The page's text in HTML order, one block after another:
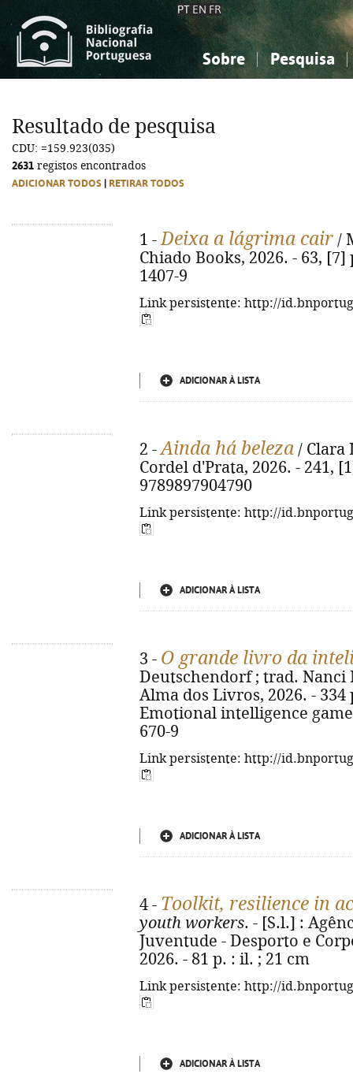
PT EN FR
Sobre Pesquisa
Ciências sociais...
Ciências sociais...
Resultado de pesquisa
CDU: =159.923(035)
2631 registos encontrados
ADICIONAR TODOS RETIRAR TODOS
1 -Deixa a lágrima cair /
Chiado Books, 2026. - 63, [7]
1407-9
Link persistente: http://
ADICIONAR À LISTA
2 -Ainda há beleza / Clara
Cordel d'Prata, 2026. - 241,
9789897904790
Link persistente: http://
ADICIONAR À LISTA
3 - O grande livro da
Deutschendorf ; trad. Nanci
Alma dos Livros, 2026. -
Emotional intelligence game
670-9
Link persistente: http://
ADICIONAR À LISTA
4 - Toolkit, resilience in
youth workers. - [S.l.] :
Juventude - Desporto e
2026. - 81 p. : il. ; 21 cm
Link persistente: http://
ADICIONAR À LISTA